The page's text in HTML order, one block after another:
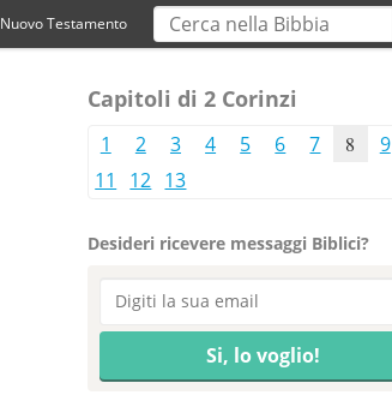
Nuovo Testamento
Capitoli di 2 Corinzi
1 2 3 4 5 6 7 8 9
11
12 13
Desideri ricevere messaggi Biblici?